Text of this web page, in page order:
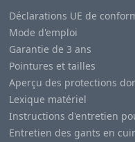
Déclarations UE de
Mode d'emploi
Garantie de 3 ans
Pointures et tailles
Aperçu des protections
Lexique matériel
Instructions d'entretien
Entretien des gants en cuir